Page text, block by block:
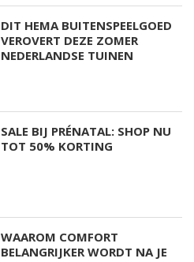
DIT HEMA BUITENSPEELGOED
VEROVERT DEZE ZOMER
NEDERLANDSE TUINEN
SALE BIJ PRÉNATAL: SHOP NU
TOT 50% KORTING
WAAROM COMFORT
BELANGRIJKER WORDT NA JE